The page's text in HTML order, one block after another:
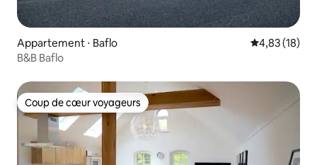
Appartement ⋅ Baflo Évaluation
4,83 (18)
B&B Baflo
Coup de cœur voyageurs
Coup de cœur voyageurs